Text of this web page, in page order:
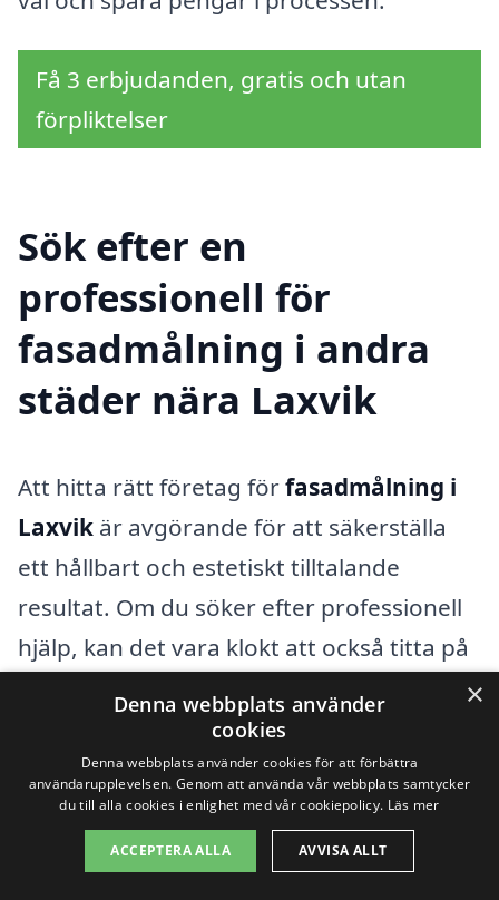
Få 3 erbjudanden, gratis och utan
förpliktelser
Sök efter en
professionell för
fasadmålning i andra
städer nära Laxvik
Att hitta rätt företag förfasadmålning i
Laxvik är avgörande för att säkerställa
ett hållbart och estetiskt tilltalande
resultat. Om du söker efter professionell
hjälp, kan det vara klokt att också titta på
flera ställen runt Laxvik med erfarna
företag som kan erbjuda sina tjänster. Här
är några städer att överväga:
Halmstad
×
Denna webbplats använder
cookies
Denna webbplats använder cookies för att förbättra
användarupplevelsen. Genom att använda vår webbplats samtycker
du till alla cookies i enlighet med vår cookiepolicy. Läs mer
ACCEPTERA ALLA AVVISA ALLT